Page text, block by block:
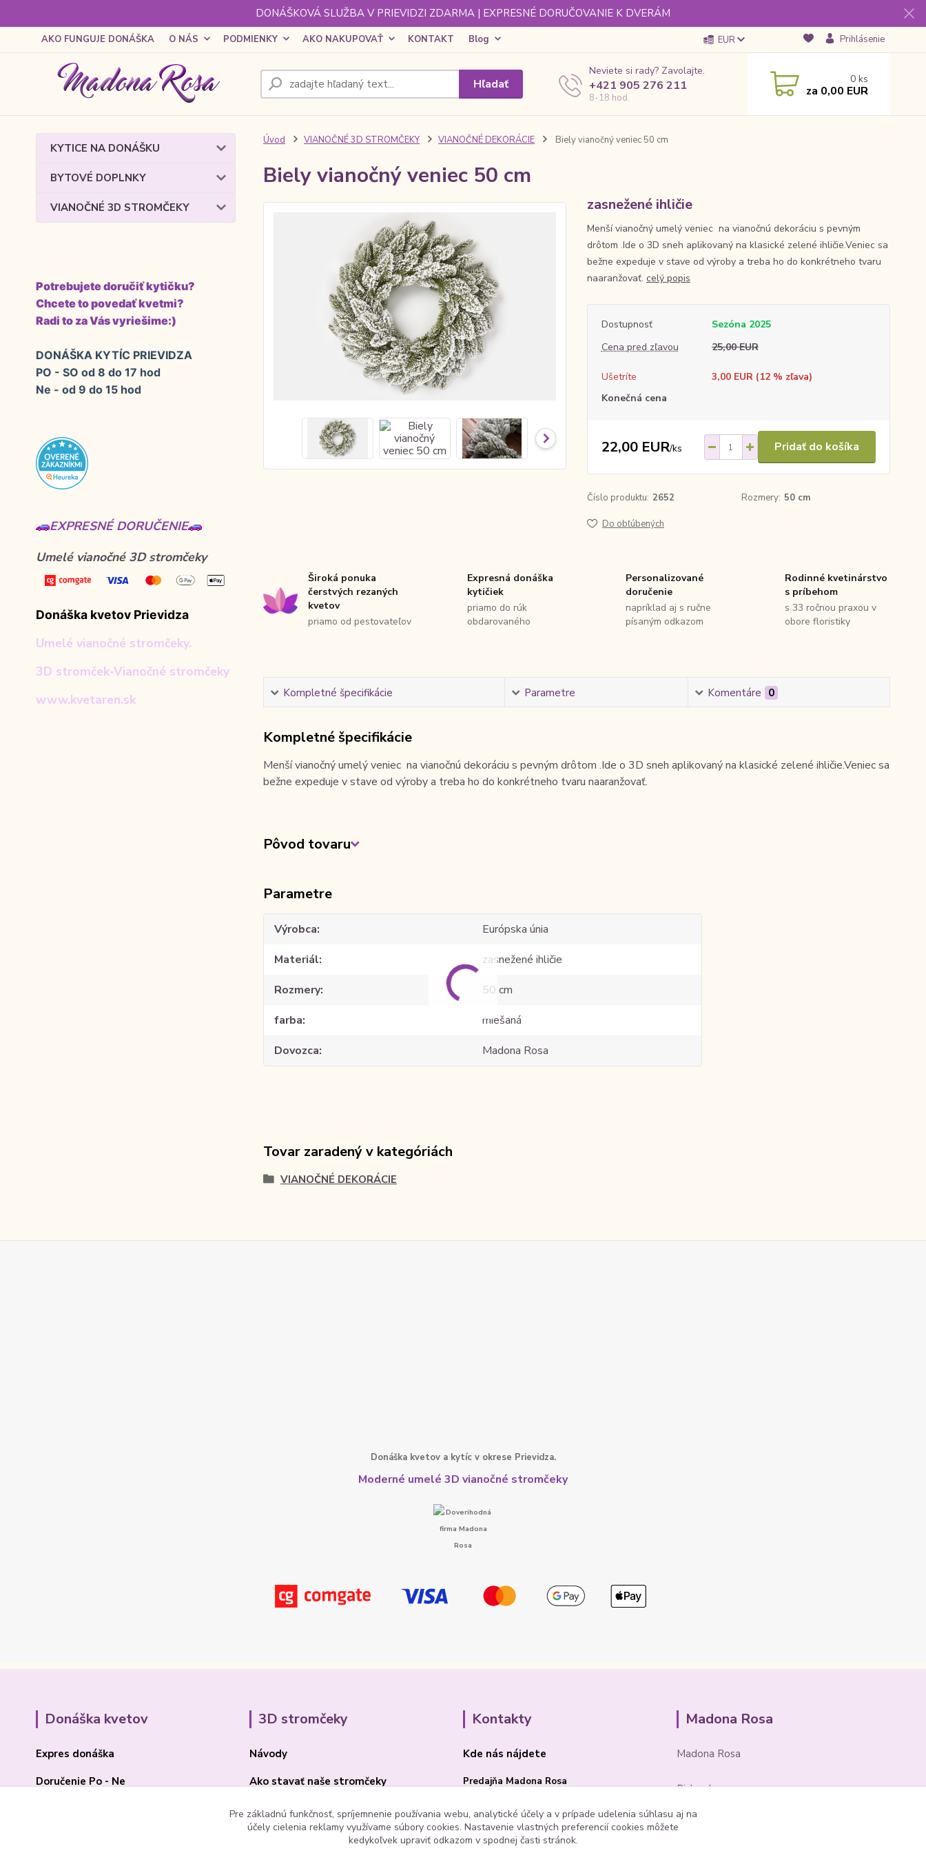
DONÁŠKOVÁ SLUŽBA V PRIEVIDZI ZDARMA | EXPRESNÉ DORUČOVANIE K DVERÁM
AKO FUNGUJE DONÁŠKA O NÁS PODMIENKY AKO NAKUPOVAŤ KONTAKT Blog EUR Prihlásenie
Hľadať
Neviete si rady? Zavolajte.
+421 905 276 211
8-18 hod.
0 ks
za 0,00 EUR
KYTICE NA DONÁŠKU
BYTOVÉ DOPLNKY
VIANOČNÉ 3D STROMČEKY
Potrebujete doručiť kytičku?
Chcete to povedať kvetmi?
Radi to za Vás vyriešime:)
DONÁŠKA KYTÍC PRIEVIDZA
PO - SO od 8 do 17 hod
Ne - od 9 do 15 hod
EXPRESNÉ DORUČENIE
Umelé vianočné 3D stromčeky
Donáška kvetov Prievidza
Umelé vianočné stromčeky.
3D stromček-Vianočné stromčeky
www.kvetaren.sk
Úvod VIANOČNÉ 3D STROMČEKY VIANOČNÉ DEKORÁCIE Biely vianočný veniec 50 cm
Biely vianočný veniec 50 cm
zasnežené ihličie
Menší vianočný umelý veniec na vianočnú dekoráciu s pevným
drôtom .Ide o 3D sneh aplikovaný na klasické zelené ihličie.Veniec sa
bežne expeduje v stave od výroby a treba ho do konkrétneho tvaru
naaranžovať. celý popis
Dostupnosť
Sezóna 2025
Cena pred zľavou
25,00 EUR
Ušetríte 3,00 EUR (12% zľava)
Konečná cena
22,00 EUR/ks Pridať do košíka
Číslo produktu: 2652 Rozmery: 50 cm
Do obľúbených
Široká ponuka
čerstvých rezaných
kvetov
priamo od pestovateľov
Expresná donáška
kytičiek
priamo do rúk
obdarovaného
Personalizované
doručenie
napríklad aj s ručne
písaným odkazom
Rodinné kvetinárstvo
s príbehom
s 33 ročnou praxou v
obore floristiky
Kompletné špecifikácie Parametre Komentáre 0
Kompletné špecifikácie
Menší vianočný umelý veniec na vianočnú dekoráciu s pevným drôtom .Ide o 3D sneh aplikovaný na klasické zelené ihličie.Veniec sa
bežne expeduje v stave od výroby a treba ho do konkrétneho tvaru naaranžovať.
Pôvod tovaru
Parametre
Výrobca
Európska únia
Materiál
zasnežené ihličie
Rozmery
50 cm
farba
miešaná
Dovozca
Madona Rosa
Tovar zaradený v kategóriách
VIANOČNÉ DEKORÁCIE
Donáška kvetov a kytíc v okrese Prievidza.
Moderné umelé 3D vianočné stromčeky
Donáška kvetov
Expres donáška
Doručenie Po - Ne
3D stromčeky
Návody
Ako stavať naše stromčeky
BLOG 3D
Akcia 2025
Kontakty
Kde nás nájdete
Predajňa Madona Rosa
PRIEVIDZA 97101
Madona Rosa
Madona Rosa
Richard
+421 905 276 211
Pre základnú funkčnosť, spríjemnenie používania webu, analytické účely a v prípade udelenia súhlasu aj na
účely cielenia reklamy využívame súbory cookies. Nastavenie vlastných preferencií cookies môžete
kedykoľvek upraviť odkazom v spodnej časti stránok.